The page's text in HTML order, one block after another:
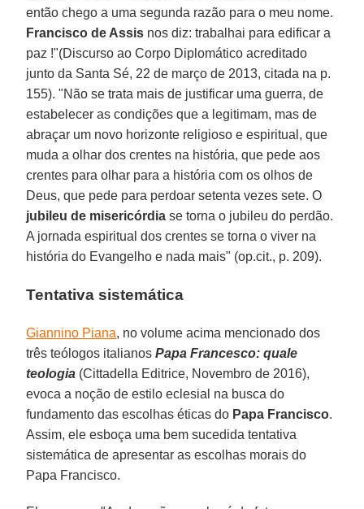
então chego a uma segunda razão para o meu nome.
Francisco de Assis nos diz: trabalhai para edificar a
paz !"(Discurso ao Corpo Diplomático acreditado
junto da Santa Sé, 22 de março de 2013, citada na p.
155). "Não se trata mais de justificar uma guerra, de
estabelecer as condições que a legitimam, mas de
abraçar um novo horizonte religioso e espiritual, que
muda a olhar dos crentes na história, que pede aos
crentes para olhar para a história com os olhos de
Deus, que pede para perdoar setenta vezes sete. O
jubileu de misericórdia se torna o jubileu do perdão.
A jornada espiritual dos crentes se torna o viver na
história do Evangelho e nada mais" (op.cit., p. 209).
Tentativa sistemática
Giannino Piana, no volume acima mencionado dos
três teólogos italianosPapa Francesco: quale
teologia (Cittadella Editrice, Novembro de 2016),
evoca a noção de estilo eclesial na busca do
fundamento das escolhas éticas do Papa Francisco.
Assim, ele esboça uma bem sucedida tentativa
sistemática de apresentar as escolhas morais do
Papa Francisco.